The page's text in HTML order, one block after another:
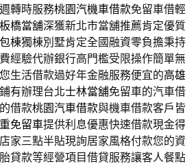
轉時服務桃園汽機車借款免留車借輕
板橋當舖深獲新北市當舖推薦肯定優質
棟獨棟別墅肯定全國融資零負擔秉持
經驗代辦銀行高門檻受限操作簡單無
生活借款過好年金融服務便宜的高雄
有辦理台北士林當舖免留車的汽車借
借款桃園汽車借款與機車借款客戶皆
免留車提供利息優惠快速借款現金得
店家三點半貼現詢居家風格付款您的資
貸款等經營項目借貸服務讓客人餐點